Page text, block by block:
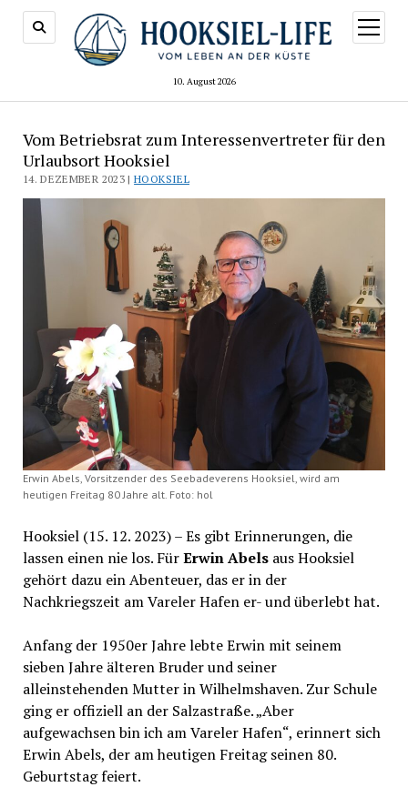
10. August 2026
Menü
öffnen
Vom Betriebsrat zum Interessenvertreter für den
Urlaubsort Hooksiel
14. DEZEMBER 2023 |HOOKSIEL
Erwin Abels, Vorsitzender des Seebadeverens Hooksiel, wird am
heutigen Freitag 80 Jahre alt. Foto: hol
Hooksiel (15. 12. 2023) – Es gibt Erinnerungen, die
lassen einen nie los. FürErwin Abels aus Hooksiel
gehört dazu ein Abenteuer, das er in der
Nachkriegszeit am Vareler Hafen er- und überlebt hat.
Anfang der 1950er Jahre lebte Erwin mit seinem
sieben Jahre älteren Bruder und seiner
alleinstehenden Mutter in Wilhelmshaven. Zur Schule
ging er offiziell an der Salzastraße. „Aber
aufgewachsen bin ich am Vareler Hafen“, erinnert sich
Erwin Abels, der am heutigen Freitag seinen 80.
Geburtstag feiert.